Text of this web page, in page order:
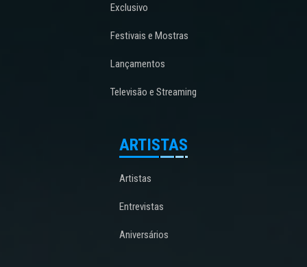
Exclusivo
Festivais e Mostras
Lançamentos
Televisão e Streaming
ARTISTAS
Artistas
Entrevistas
Aniversários